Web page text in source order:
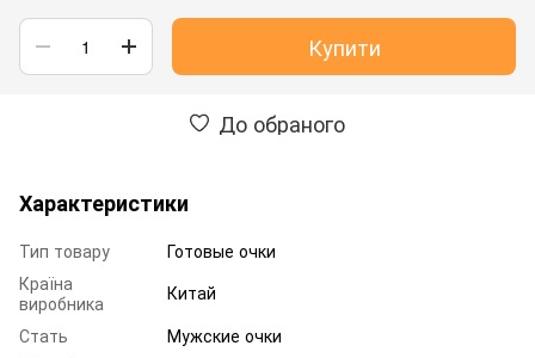
Купити
До обраного
Характеристики
Тип товару
Готовые очки
Країна
виробника
Китай
Стать
Мужские очки